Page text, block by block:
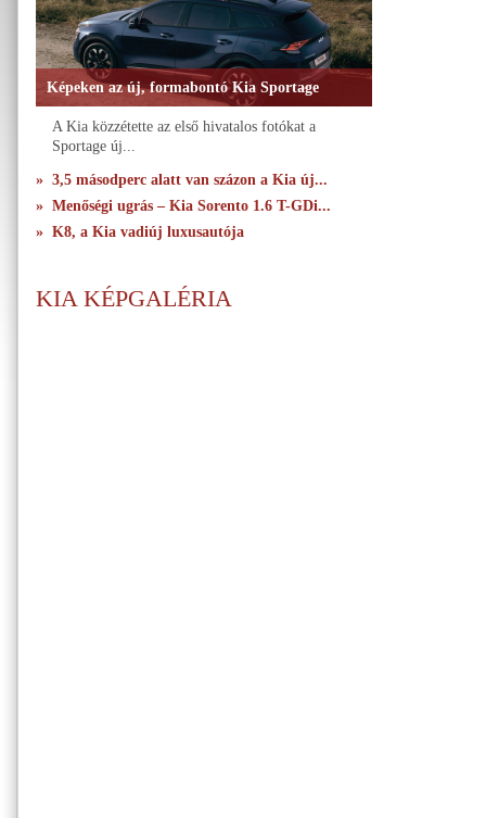
Képeken az új, formabontó Kia Sportage
A Kia közzétette az első hivatalos fotókat a
Sportage új...
» 3,5 másodperc alatt van százon a Kia új...
» Menőségi ugrás – Kia Sorento 1.6 T-GDi...
» K8, a Kia vadiúj luxusautója
KIA KÉPGALÉRIA